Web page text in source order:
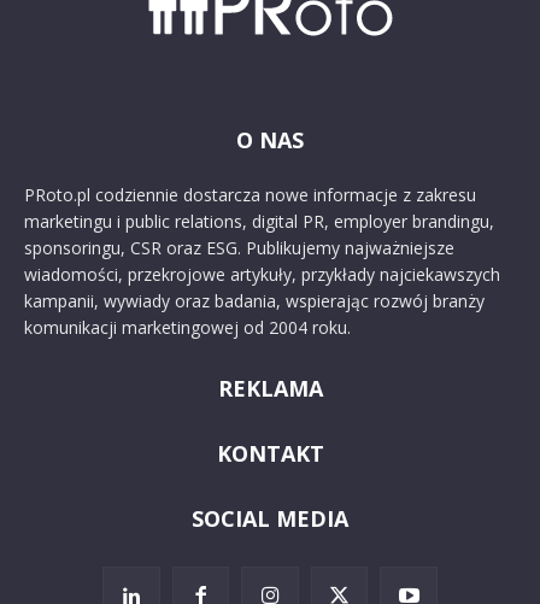
O NAS
PRoto.pl codziennie dostarcza nowe informacje z zakresu
marketingu i public relations, digital PR, employer brandingu,
sponsoringu, CSR oraz ESG. Publikujemy najważniejsze
wiadomości, przekrojowe artykuły, przykłady najciekawszych
kampanii, wywiady oraz badania, wspierając rozwój branży
komunikacji marketingowej od 2004 roku.
REKLAMA
KONTAKT
SOCIAL MEDIA